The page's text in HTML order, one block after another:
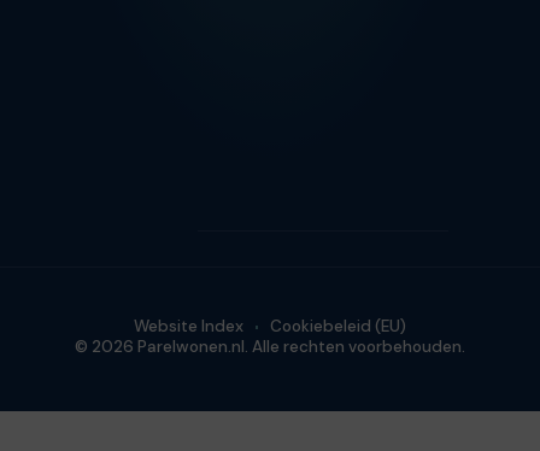
© 2026 Parelwonen.nl. Alle rechten voorbehouden.
Website Index Cookiebeleid (EU)